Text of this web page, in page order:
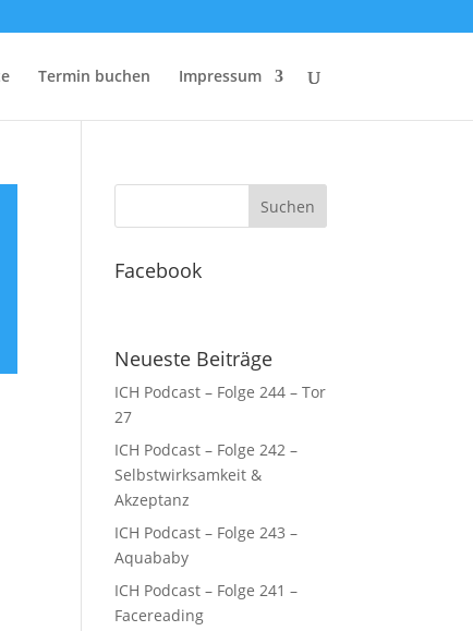
Termin buchen Impressum
Facebook
Neueste Beiträge
ICH Podcast – Folge 244 – Tor
27
ICH Podcast – Folge 242 –
Selbstwirksamkeit &
Akzeptanz
ICH Podcast – Folge 243 –
Aquababy
ICH Podcast – Folge 241 –
Facereading